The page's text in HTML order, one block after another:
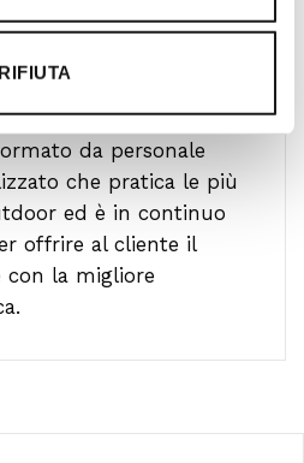
RIFIUTA
scelta
da personale
che pratica le più
ed è in continuo
offrire al cliente il
la migliore